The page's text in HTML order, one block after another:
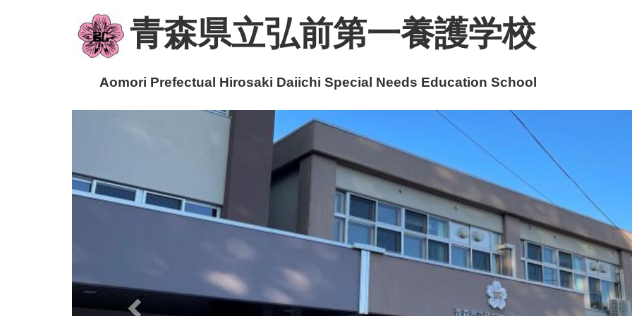
青森県立弘前第一養護学校
Aomori Prefectual Hirosaki Daiichi Special Needs Education School
i